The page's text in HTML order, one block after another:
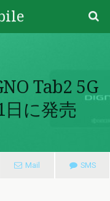
Tab2 5G
日に発売
Mail SMS